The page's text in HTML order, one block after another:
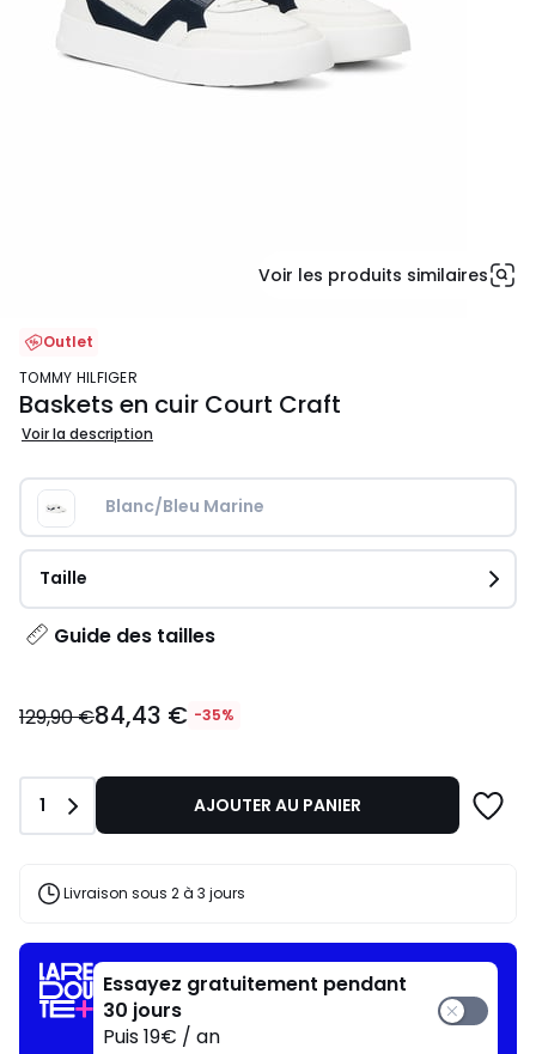
Voir les produits similaires
Outlet
TOMMY HILFIGER
Baskets en cuir Court Craft
Voir la description
Blanc/Bleu Marine
Taille
Guide des tailles
€
129,90
€
de
réduction
129,90 €84,43 € -35%
Quantité
1 AJOUTER AU PANIER
Livraison sous 2 à 3 jours
Essayez gratuitement pendant
30 jours
Puis 19€ / an